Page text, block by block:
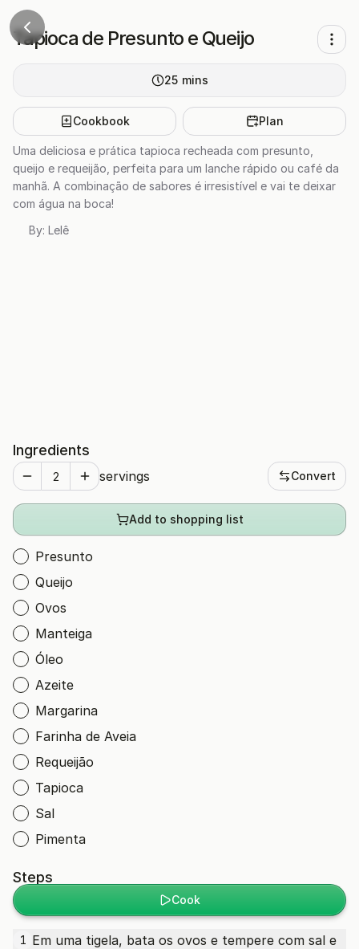
Tapioca de Presunto e Queijo
25 mins
Cookbook Plan
Uma deliciosa e prática tapioca recheada com presunto,
queijo e requeijão, perfeita para um lanche rápido ou café da
manhã. A combinação de sabores é irresistível e vai te deixar
com água na boca!
By: Lelê
Ingredients
servings Convert
Add to shopping list
Presunto
Queijo
Ovos
Manteiga
Óleo
Azeite
Margarina
Farinha de Aveia
Requeijão
Tapioca
Sal
Pimenta
Steps
Cook
1 Em uma tigela, bata os ovos e tempere com sal e